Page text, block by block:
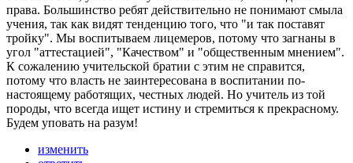
права. Большинство ребят действительно не понимают смыла
учения, так как видят тенденцию того, что "и так поставят
тройку". Мы воспитываем лицемеров, потому что загнаны в
угол "аттестацией", "Качеством" и "общественным мнением".
К сожалению учительской братии с этим не справится,
потому что власть не заинтересована в воспитании по-
настоящему работящих, честных людей. Но учитель из той
породы, что всегда ищет истину и стремиться к прекрасному.
Будем уповать на разум!
изменить